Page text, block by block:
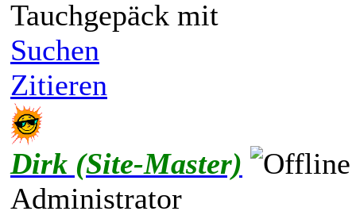
Tauchgepäck mit
Suchen
Zitieren
Dirk (Site-Master)
Administrator